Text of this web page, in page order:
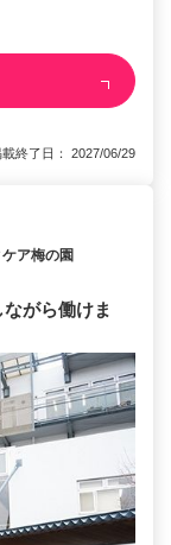
終了日： 2027/06/29
ア梅の園
がら働けま